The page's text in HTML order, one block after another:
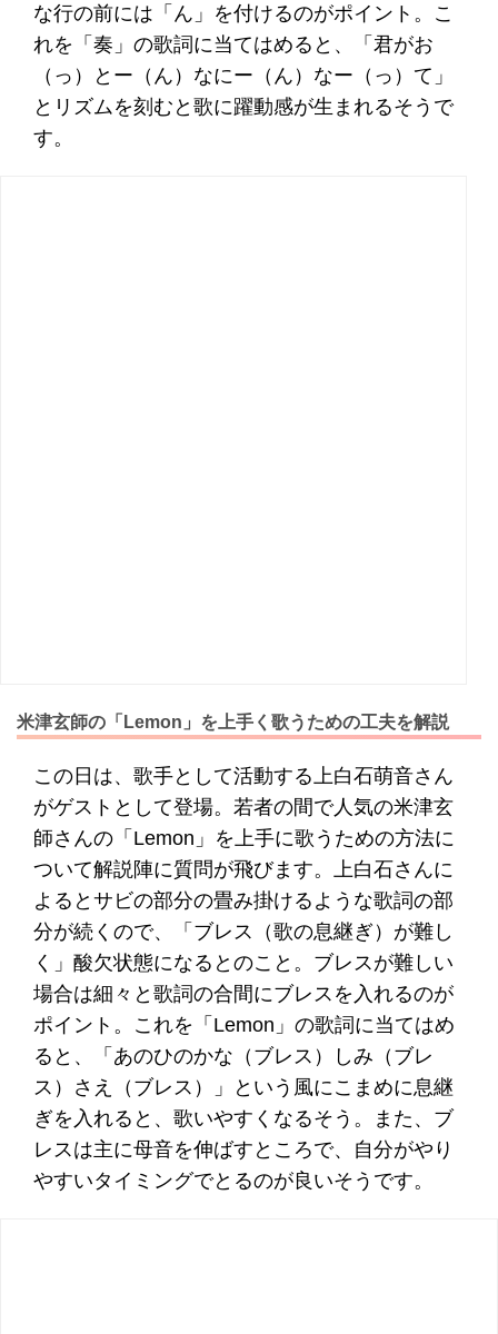
な行の前には「ん」を付けるのがポイント。こ
れを「奏」の歌詞に当てはめると、「君がお
（っ）とー（ん）なにー（ん）なー（っ）て」
とリズムを刻むと歌に躍動感が生まれるそうで
す。
米津玄師の「Lemon」を上手く歌うための工夫を解説
この日は、歌手として活動する上白石萌音さん
がゲストとして登場。若者の間で人気の米津玄
師さんの「Lemon」を上手に歌うための方法に
ついて解説陣に質問が飛びます。上白石さんに
よるとサビの部分の畳み掛けるような歌詞の部
分が続くので、「ブレス（歌の息継ぎ）が難し
く」酸欠状態になるとのこと。ブレスが難しい
場合は細々と歌詞の合間にブレスを入れるのが
ポイント。これを「Lemon」の歌詞に当てはめ
ると、「あのひのかな（ブレス）しみ（ブレ
ス）さえ（ブレス）」という風にこまめに息継
ぎを入れると、歌いやすくなるそう。また、ブ
レスは主に母音を伸ばすところで、自分がやり
やすいタイミングでとるのが良いそうです。